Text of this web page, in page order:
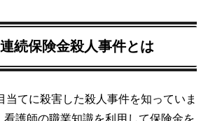
続保険金殺人事件とは
当てに殺害した殺人事件を知っていま